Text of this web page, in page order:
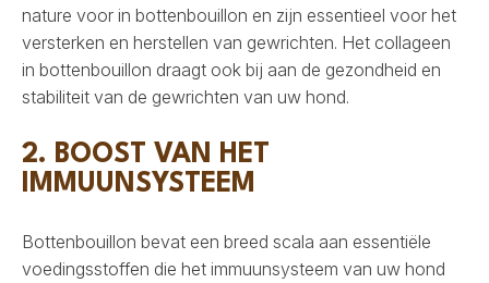
nature voor in bottenbouillon en zijn essentieel voor het
versterken en herstellen van gewrichten. Het collageen
in bottenbouillon draagt ​​ook bij aan de gezondheid en
stabiliteit van de gewrichten van uw hond.
2. BOOST VAN HET
IMMUUNSYSTEEM
Bottenbouillon bevat een breed scala aan essentiële
voedingsstoffen die het immuunsysteem van uw hond